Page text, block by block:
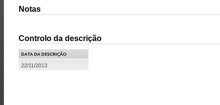
Notas
Controlo da descrição
DATA DA DESCRIÇÃO
22/11/2013